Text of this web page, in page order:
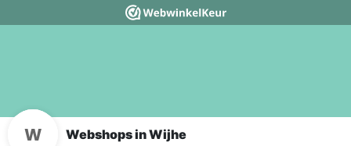
Webshops in Wijhe